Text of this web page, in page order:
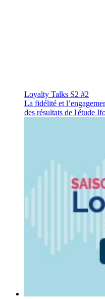
Loyalty Talks S2 #2
La fidélité et
des résultats de l'étude